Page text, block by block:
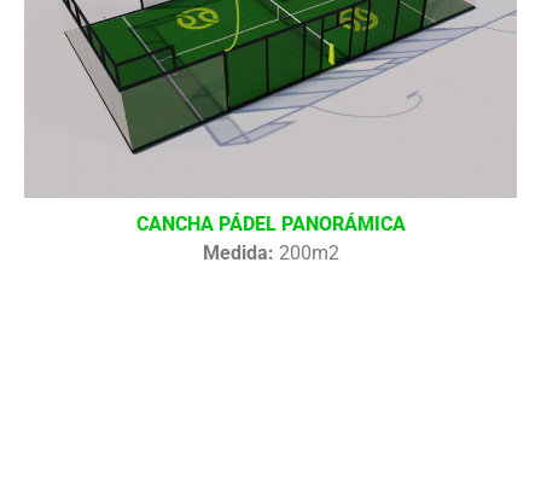
CANCHA PÁDEL PANORÁMICA
Medida: 200m2